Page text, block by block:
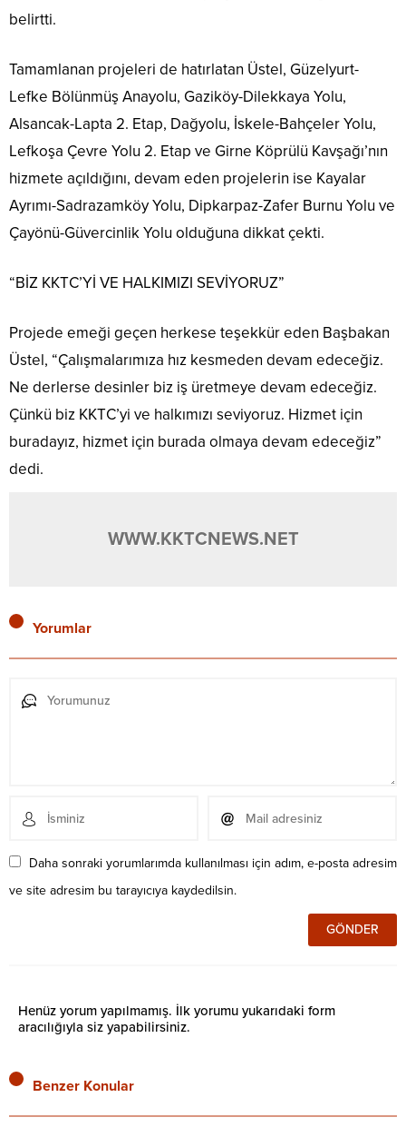
belirtti.
Tamamlanan projeleri de hatırlatan Üstel, Güzelyurt-
Lefke Bölünmüş Anayolu, Gaziköy-Dilekkaya Yolu,
Alsancak-Lapta 2. Etap, Dağyolu, İskele-Bahçeler Yolu,
Lefkoşa Çevre Yolu 2. Etap ve Girne Köprülü Kavşağı’nın
hizmete açıldığını, devam eden projelerin ise Kayalar
Ayrımı-Sadrazamköy Yolu, Dipkarpaz-Zafer Burnu Yolu ve
Çayönü-Güvercinlik Yolu olduğuna dikkat çekti.
“BİZ KKTC’Yİ VE HALKIMIZI SEVİYORUZ”
Projede emeği geçen herkese teşekkür eden Başbakan
Üstel, “Çalışmalarımıza hız kesmeden devam edeceğiz.
Ne derlerse desinler biz iş üretmeye devam edeceğiz.
Çünkü biz KKTC’yi ve halkımızı seviyoruz. Hizmet için
buradayız, hizmet için burada olmaya devam edeceğiz”
dedi.
WWW.KKTCNEWS.NET
Yorumlar
Daha sonraki yorumlarımda kullanılması için adım, e-posta adresim
ve site adresim bu tarayıcıya kaydedilsin.
Henüz yorum yapılmamış. İlk yorumu yukarıdaki form
aracılığıyla siz yapabilirsiniz.
Benzer Konular